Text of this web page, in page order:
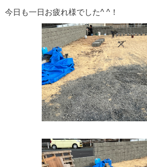
今日も一日お疲れ様でした^ ^！